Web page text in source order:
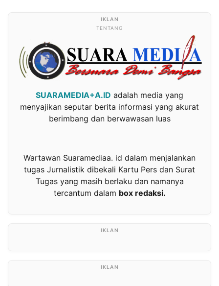
TENTANG
SUARAMEDIA+A.ID adalah media yang
menyajikan seputar berita informasi yang akurat
berimbang dan berwawasan luas
Wartawan Suaramediaa. id dalam menjalankan
tugas Jurnalistik dibekali Kartu Pers dan Surat
Tugas yang masih berlaku dan namanya
tercantum dalam box redaksi.